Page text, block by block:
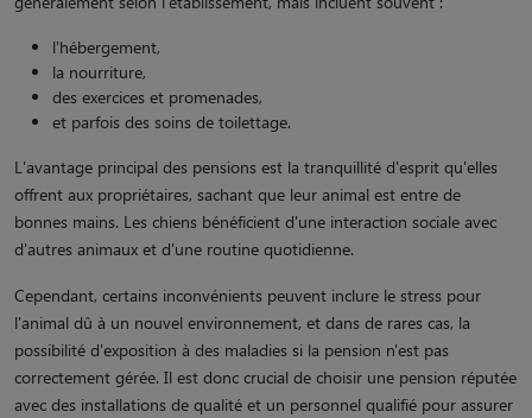
l'hébergement,
la nourriture,
des exercices et promenades,
et parfois des soins de toilettage.
L'avantage principal des pensions est la tranquillité d'esprit qu'elles
offrent aux propriétaires, sachant que leur animal est entre de
bonnes mains. Les chiens bénéficient d'une interaction sociale avec
d'autres animaux et d'une routine quotidienne.
Cependant, certains inconvénients peuvent inclure le stress pour
l'animal dû à un nouvel environnement, et dans de rares cas, la
possibilité d'exposition à des maladies si la pension n'est pas
correctement gérée. Il est donc crucial de choisir une pension réputée
avec des installations de qualité et un personnel qualifié pour assurer